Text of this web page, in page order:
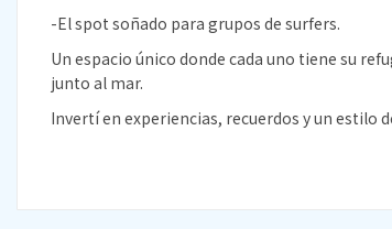
-El spot soñado para grupos de surfers.
Un espacio único donde cada uno tiene su
junto al mar.
Invertí en experiencias, recuerdos y un estilo